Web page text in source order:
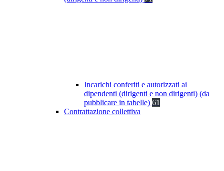
Incarichi conferiti e autorizzati ai
dipendenti (dirigenti e non dirigenti) (da
pubblicare in tabelle) 61
Contrattazione collettiva